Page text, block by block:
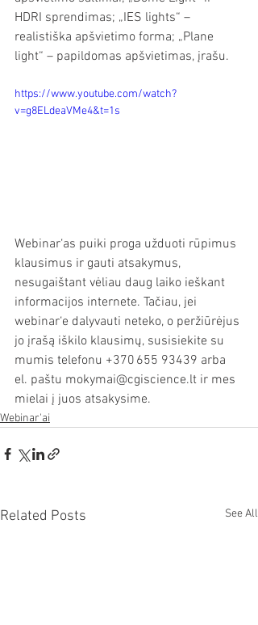
HDRI sprendimas; „IES lights“ –
realistiška apšvietimo forma; „Plane
light“ – papildomas apšvietimas, įrašu.
https://www.youtube.com/watch?
v=g8ELdeaVMe4&t=1s
Webinar‘as puiki proga užduoti rūpimus
klausimus ir gauti atsakymus,
nesugaištant vėliau daug laiko ieškant
informacijos internete. Tačiau, jei
webinar‘e dalyvauti neteko, o peržiūrėjus
jo įrašą iškilo klausimų, susisiekite su
mumis telefonu +370 655 93439 arba
el. paštu mokymai@cgiscience.lt ir mes
mielai į juos atsakysime.
Webinar'ai
Related Posts See All